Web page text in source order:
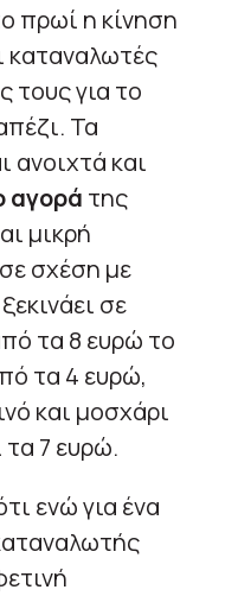
πρωί η κίνηση
καταναλωτές
τους για το
Τα
ανοιχτά και
αγορά της
μικρή
σχέση με
σε
τα 8 ευρώ το
τα 4 ευρώ,
και μοσχάρι
τα 7 ευρώ.
ενώ για ένα